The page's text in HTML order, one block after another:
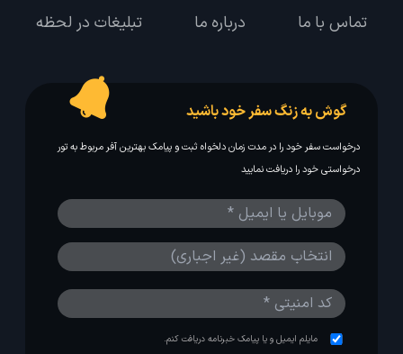
تماس با ما درباره ما تبلیغات در لحظه
گوش به زنگ سفر خود باشید
درخواست سفر خود را در مدت زمان دلخواه ثبت و پیامک بهترین آفر مربوط به تور
درخواستی خود را دریافت نمایید
مایلم ایمیل و یا پیامک خبرنامه دریافت کنم.